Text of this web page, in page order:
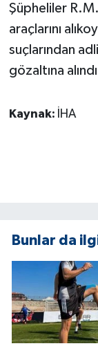
Şüpheliler
araçlarını
suçlarından
gözaltına
Kaynak: İHA
Bunlar da
YEREL
Yerel